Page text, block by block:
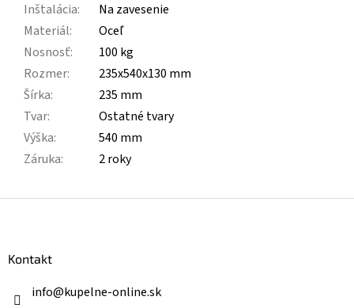
Inštalácia:
Na zavesenie
Materiál:
Oceľ
Nosnosť:
100 kg
Rozmer:
235x540x130 mm
Šírka:
235 mm
Tvar:
Ostatné tvary
Výška:
540 mm
Záruka: 2 roky
Kontakt
info@kupelne-online.sk